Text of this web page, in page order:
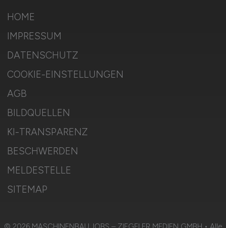
HOME
IMPRESSUM
DATENSCHUTZ
COOKIE-EINSTELLUNGEN
AGB
BILDQUELLEN
KI-TRANSPARENZ
BESCHWERDEN
MELDESTELLE
SITEMAP